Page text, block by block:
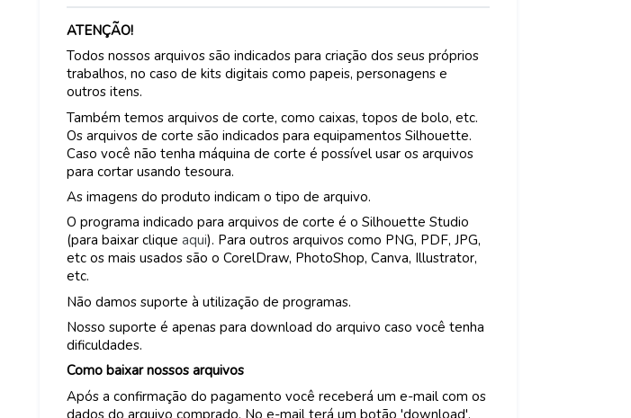
ATENÇÃO!
Todos nossos arquivos são indicados para criação dos seus próprios
trabalhos, no caso de kits digitais como papeis, personagens e
outros itens.
Também temos arquivos de corte, como caixas, topos de bolo, etc.
Os arquivos de corte são indicados para equipamentos Silhouette.
Caso você não tenha máquina de corte é possível usar os arquivos
para cortar usando tesoura.
As imagens do produto indicam o tipo de arquivo.
O programa indicado para arquivos de corte é o Silhouette Studio
(para baixar clique aqui). Para outros arquivos como PNG, PDF, JPG,
etc os mais usados são o CorelDraw, PhotoShop, Canva, Illustrator,
etc.
Não damos suporte à utilização de programas.
Nosso suporte é apenas para download do arquivo caso você tenha
dificuldades.
Como baixar nossos arquivos
Após a confirmação do pagamento você receberá um e-mail com os
dados do arquivo comprado. No e-mail terá um botão 'download',